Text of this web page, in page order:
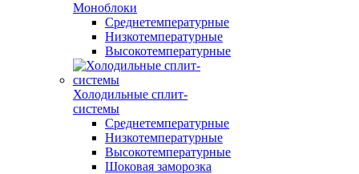
Моноблоки
Среднетемпературные
Низкотемпературные
Высокотемпературные
Холодильные сплит-
системы
Среднетемпературные
Низкотемпературные
Высокотемпературные
Шоковая заморозка